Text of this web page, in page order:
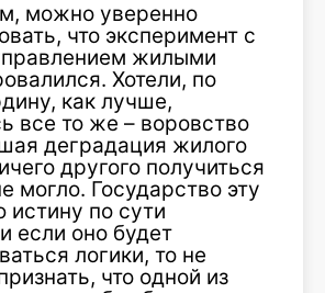
можно уверенно
что эксперимент с
жилыми
Хотели, по
как лучше,
все то же – воровство
деградация жилого
другого получиться
могло. Государство эту
истину по сути
если оно будет
логики, то не
что одной из